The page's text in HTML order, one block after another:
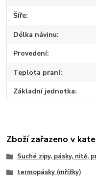
Šíře
Délka návinu
Provedení
Teplota praní
Základní jednotka
Zboží zařazeno v
Suché zipy, pásky, nitě,
termopásky (mřížky)